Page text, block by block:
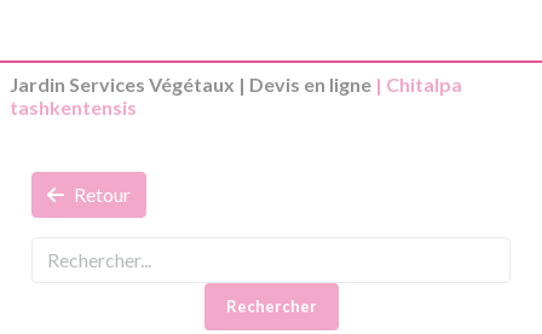
Jardin Services Végétaux | Devis en ligne | Chitalpa
tashkentensis
Retour
Rechercher